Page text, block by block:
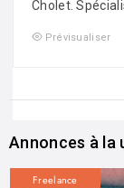
Cholet.
Prévisualiser
Annonces à la
Freelance